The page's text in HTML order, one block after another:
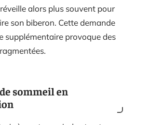
alors plus souvent pour
son biberon. Cette demande
supplémentaire provoque des
sommeil en